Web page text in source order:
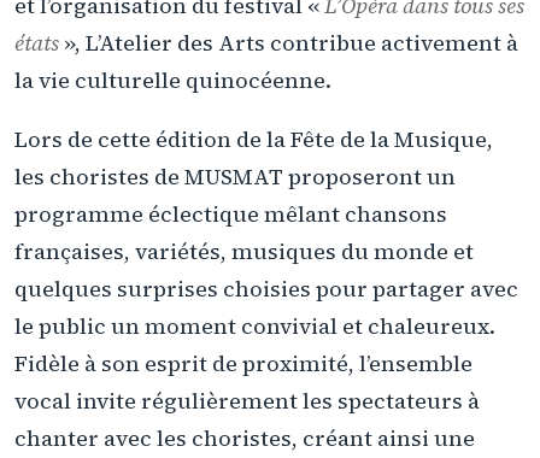
états », L’Atelier des Arts contribue activement à
la vie culturelle quinocéenne.
Lors de cette édition de la Fête de la Musique,
les choristes de MUSMAT proposeront un
programme éclectique mêlant chansons
françaises, variétés, musiques du monde et
quelques surprises choisies pour partager avec
le public un moment convivial et chaleureux.
Fidèle à son esprit de proximité, l’ensemble
vocal invite régulièrement les spectateurs à
chanter avec les choristes, créant ainsi une